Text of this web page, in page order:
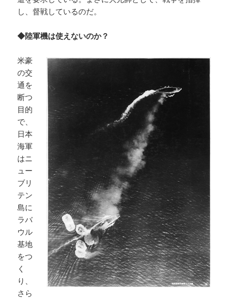
し、督戦しているのだ。
◆陸軍機は使えないのか？
米豪
の交
通を
断つ
目的
で、
日本
海軍
はニ
ュー
ブリ
テン
島に
ラバ
ウル
基地
をつ
く
り、
さら